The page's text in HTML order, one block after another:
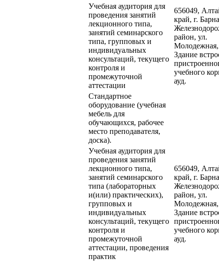
Учебная аудитория для
проведения занятий
лекционного типа,
занятий семинарского
типа, групповых и
индивидуальных
консультаций, текущего
контроля и
промежуточной
аттестации
656049,
край, г.
район, ул.
Здание
учебного
ауд.
Стандартное
оборудование (учебная
мебель для
обучающихся, рабочее
место преподавателя,
доска).
Учебная аудитория для
проведения занятий
лекционного типа,
занятий семинарского
типа (лабораторных
и(или) практических),
групповых и
индивидуальных
консультаций, текущего
контроля и
промежуточной
аттестации, проведения
практик
656049,
край, г.
район, ул.
Здание
учебного
ауд.